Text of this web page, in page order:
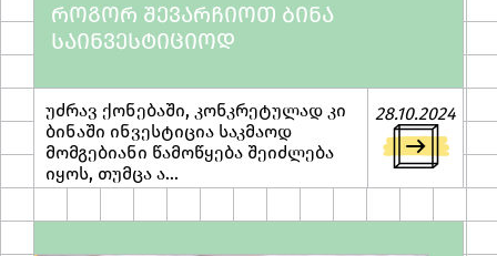
ᲠᲝᲒᲝᲠ ᲨᲔᲕᲐᲠᲩᲘᲝᲗ ᲑᲘᲜᲐ
ᲡᲐᲘᲜᲕᲔᲡᲢᲘᲪᲘᲝᲓ
უძრავ ქონებაში, კონკრეტულად კი
ბინაში ინვესტიცია საკმაოდ
მომგებიანი წამოწყება შეიძლება
იყოს, თუმცა ა...
28.10.2024